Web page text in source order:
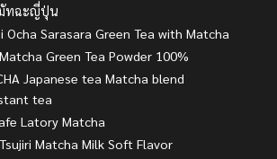
มัทฉะญี่ปุ่น
Ocha Sarasara Green Tea with Matcha
Green Tea Powder 100%
Japanese tea Matcha blend
tea
Latory Matcha
Matcha Milk Soft Flavor